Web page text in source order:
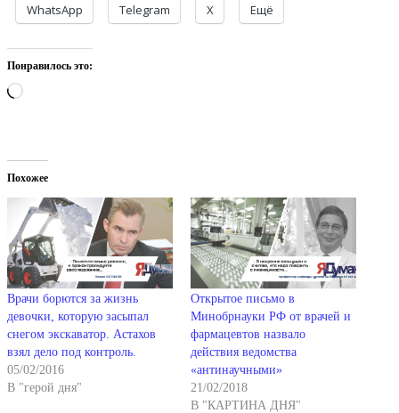
WhatsApp Telegram X Ещё
Понравилось это:
Загрузка…
Похожее
Врачи борются за жизнь
девочки, которую засыпал
снегом экскаватор. Астахов
взял дело под контроль.
05/02/2016
В "герой дня"
Открытое письмо в
Минобрнауки РФ от врачей и
фармацевтов назвало
действия ведомства
«антинаучными»
21/02/2018
В "КАРТИНА ДНЯ"